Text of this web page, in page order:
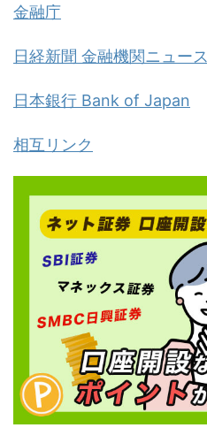
金融庁
日経新聞 金融機関ニュース
日本銀行 Bank of Japan
相互リンク